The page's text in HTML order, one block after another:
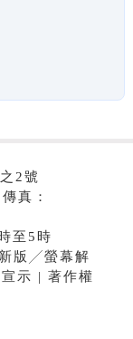
2號
真：
至5時
版╱螢幕解
示 | 著作權